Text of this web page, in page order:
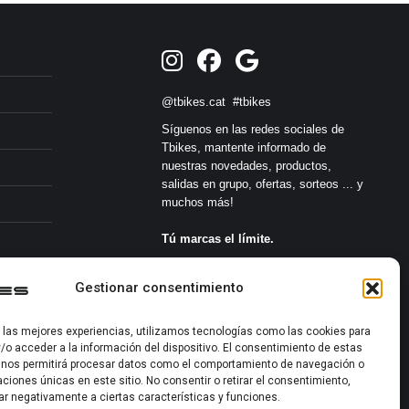
Gestionar consentimiento
las mejores experiencias, utilizamos tecnologías como las cookies para
o acceder a la información del dispositivo. El consentimiento de estas
permitirá procesar datos como el comportamiento de navegación o
únicas en este sitio. No consentir o retirar el consentimiento,
negativamente a ciertas características y funciones.
@tbikes.cat #tbikes
Síguenos en las redes sociales de
Tbikes, mantente informado de
nuestras novedades, productos,
salidas en grupo, ofertas, sorteos ... y
muchos más!
Tú marcas el límite.
2022-2026 ©